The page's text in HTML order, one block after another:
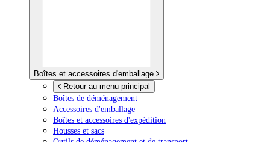
Boîtes et accessoires d'emballage
Retour au menu principal
Boîtes de déménagement
Accessoires d'emballage
Boîtes et accessoires d'expédition
Housses et sacs